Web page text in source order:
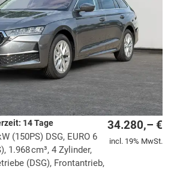
34.280,– €
incl. 19% MwSt.
14 Tage
(150PS) DSG, EURO 6
1.968 cm³, 4 Zylinder,
(DSG), Frontantrieb,